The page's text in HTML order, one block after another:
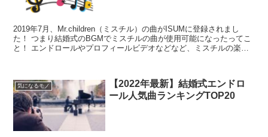
2019年7月、Mr.children（ミスチル）の曲がISUMに登録されまし
た！ つまり結婚式のBGMでミスチルの曲が使用可能になったってこ
と！ エンドロールやプロフィールビデオなどなど、ミスチルの楽曲
気になるモノ
【2022年最新】結婚式エンドロ
ール人気曲ランキングTOP20